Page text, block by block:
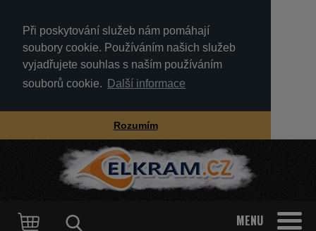
Při poskytování služeb nám pomáhají
soubory cookie. Používáním našich služeb
vyjadřujete souhlas s naším používáním
souborů cookie.
Další informace
Rozumím
MENU